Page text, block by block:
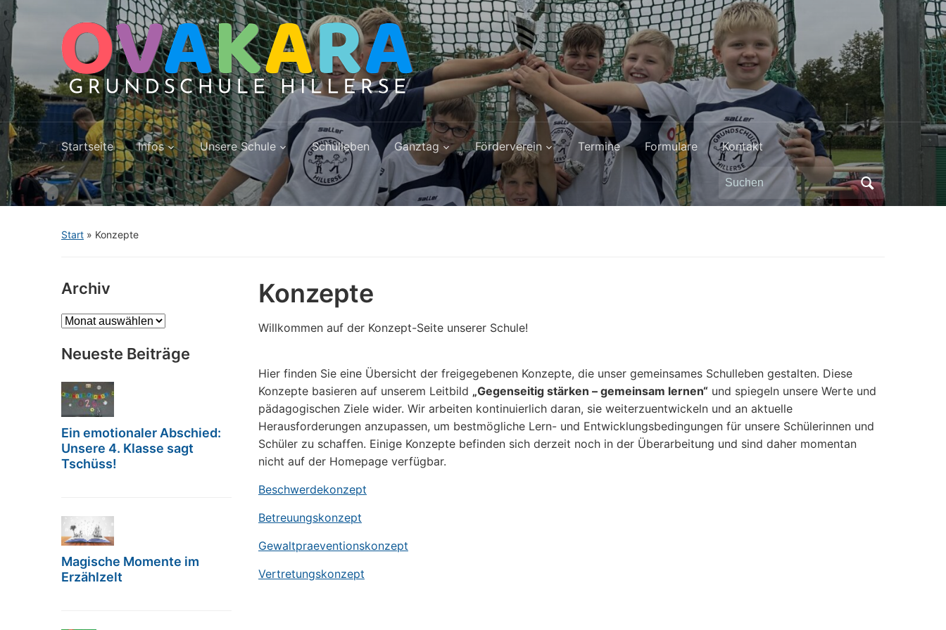
Startseite Infos Unsere Schule Schulleben Ganztag Förderverein Termine Formulare Kontakt
Search
for:
Start » Konzepte
Archiv
Archiv
Neueste Beiträge
Ein emotionaler Abschied:
Unsere 4. Klasse sagt
Tschüss!
Magische Momente im
Erzählzelt
Konzepte
Willkommen auf der Konzept-Seite unserer Schule!
Hier finden Sie eine Übersicht der freigegebenen Konzepte, die unser gemeinsames Schulleben gestalten. Diese
Konzepte basieren auf unserem Leitbild „Gegenseitig stärken – gemeinsam lernen“ und spiegeln unsere Werte und
pädagogischen Ziele wider. Wir arbeiten kontinuierlich daran, sie weiterzuentwickeln und an aktuelle
Herausforderungen anzupassen, um bestmögliche Lern- und Entwicklungsbedingungen für unsere Schülerinnen und
Schüler zu schaffen. Einige Konzepte befinden sich derzeit noch in der Überarbeitung und sind daher momentan
nicht auf der Homepage verfügbar.
Beschwerdekonzept
Betreuungskonzept
Gewaltpraeventionskonzept
Vertretungskonzept